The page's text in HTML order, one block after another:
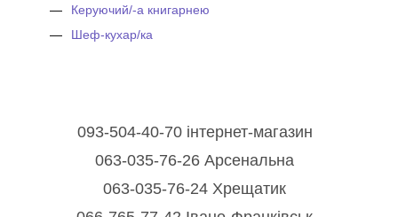
Керуючий/-а книгарнею
Шеф-кухар/ка
093-504-40-70 інтернет-магазин
063-035-76-26 Арсенальна
063-035-76-24 Хрещатик